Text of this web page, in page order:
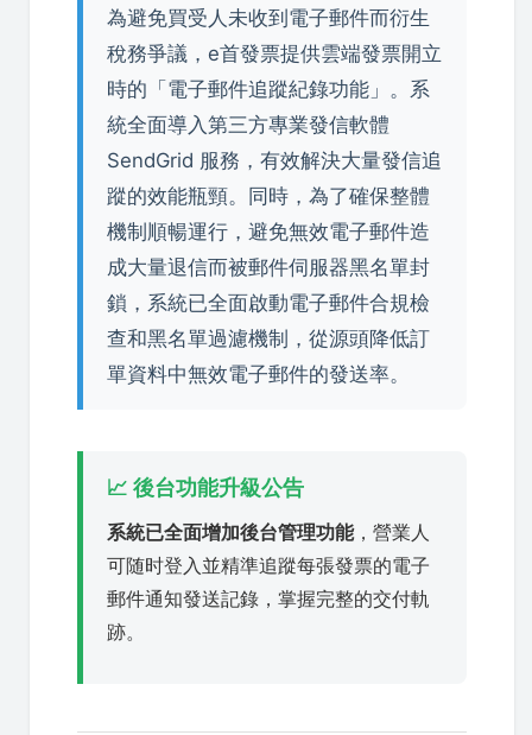
為避免買受人未收到電子郵件而衍生
稅務爭議，e首發票提供雲端發票開立
時的「電子郵件追蹤紀錄功能」。系
統全面導入第三方專業發信軟體
SendGrid 服務，有效解決大量發信追
蹤的效能瓶頸。同時，為了確保整體
機制順暢運行，避免無效電子郵件造
成大量退信而被郵件伺服器黑名單封
鎖，系統已全面啟動電子郵件合規檢
查和黑名單過濾機制，從源頭降低訂
單資料中無效電子郵件的發送率。
📈 後台功能升級公告
系統已全面增加後台管理功能，營業人
可随时登入並精準追蹤每張發票的電子
郵件通知發送記錄，掌握完整的交付軌
跡。